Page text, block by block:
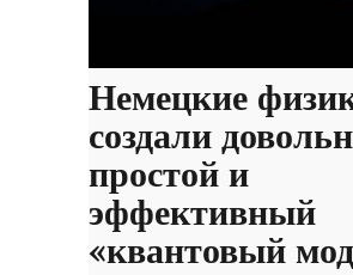
Немецкие
создали
простой и
эффективный
«квантовый